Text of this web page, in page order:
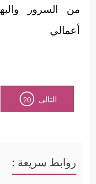
من السرور
أعمالي
التالي 20
روابط سريعة :